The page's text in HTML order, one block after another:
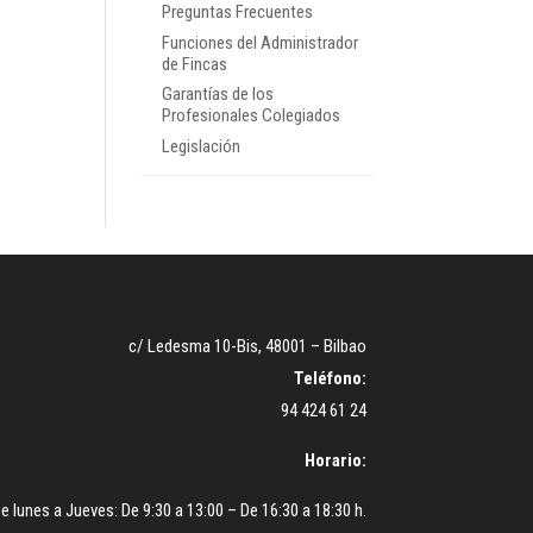
Preguntas Frecuentes
Funciones del Administrador
de Fincas
Garantías de los
Profesionales Colegiados
Legislación
c/ Ledesma 10-Bis, 48001 – Bilbao
Teléfono:
94 424 61 24
Horario:
lunes a Jueves: De 9:30 a 13:00 – De 16:30 a 18:30 h.